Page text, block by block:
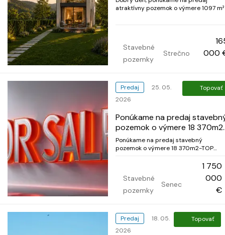
atraktívny pozemok o výmere 1097 m²
zaujímavý potenciál na bývanie,
Stavebné
pozemky
Strečno
000
Predaj
25. 05.
2026
Topovať
Ponúkame na predaj
pozemok o výmere 18
TOP lokalita pri hlavnej ceste,
kataster Senec.
Ponúkame na predaj stavebný
pozemok o výmere 18 370m2-TOP
možnosťou napojenia na dialničné
napojenie. Na pozemku je možné
umiestniť priemyselnú...
Stavebné
pozemky
Senec
1 750
000
€
Predaj
18. 05.
2026
Topovať